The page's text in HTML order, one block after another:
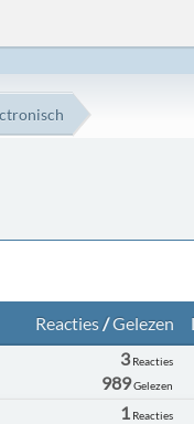
Reacties/Gelezen
3Reacties
989Gelezen
1 Reacties